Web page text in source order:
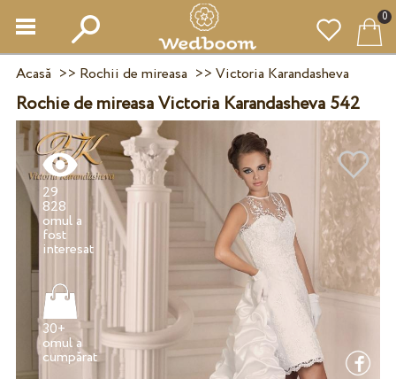
0
Acasă >> Rochii de mireasa >> Victoria Karandasheva
Rochie de mireasa Victoria Karandasheva 542
29
828
omul a
fost
30+
omul a
cumpărat